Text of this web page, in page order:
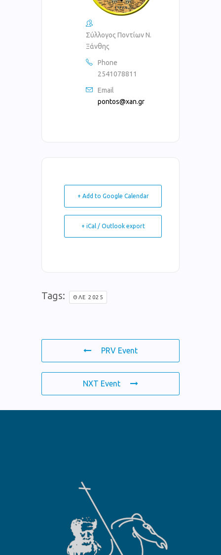
Σύλλογος Ποντίων Ν.
Ξάνθης
Phone
2541078811
Email
pontos@xan.gr
+ Add to Google Calendar
+ iCal / Outlook export
Tags: ΘΛΕ 2025
PRV Event
NXT Event